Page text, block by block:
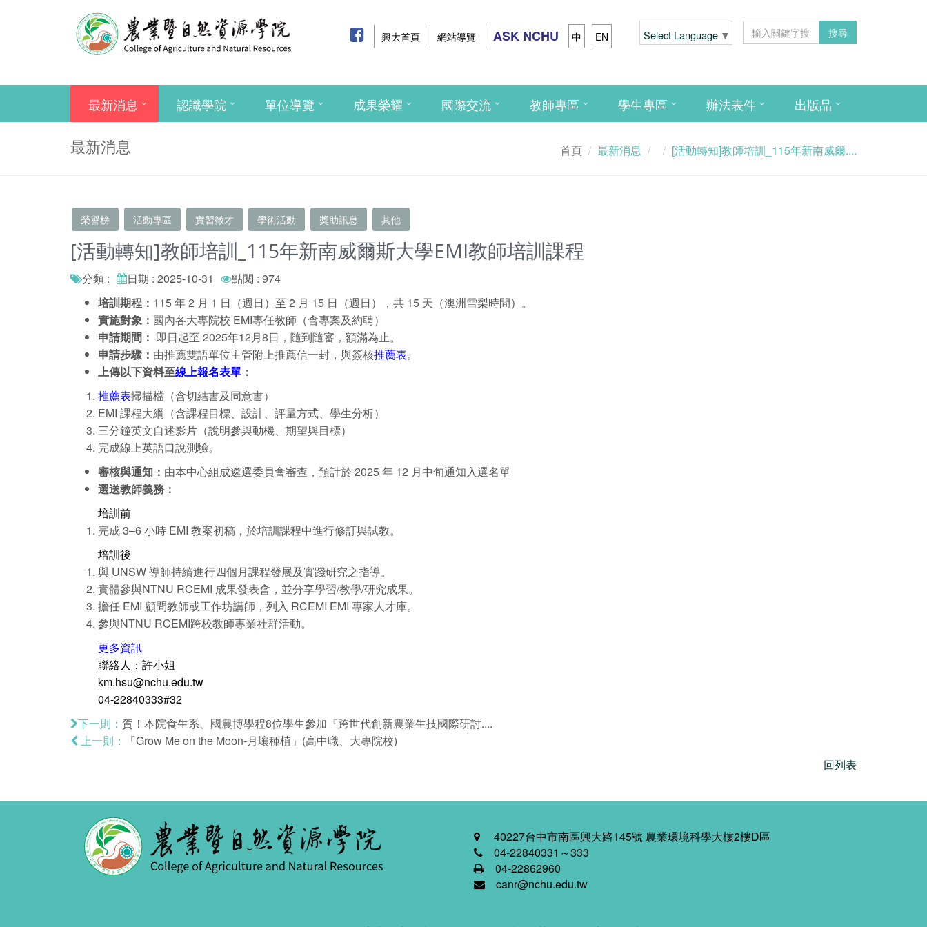
興大首頁 網站導覽 ASK NCHU 中 EN Select Language ▼ 搜尋
最新消息 認識學院 單位導覽 成果榮耀 國際交流 教師專區 學生專區 辦法表件 出版品
最新消息 首頁 最新消息 [活動轉知]教師培訓_115年新南威爾....
榮譽榜 活動專區 實習徵才 學術活動 獎助訊息 其他
[活動轉知]教師培訓_115年新南威爾斯大學EMI教師培訓課程
分類 : 日期 : 2025-10-31
點閱 : 974
培訓期程 ： 115 年 2 月 1 日（週日）至 2 月 15 日（週日），共 15 天（澳洲雪梨時間）。
實施對象： 國內各大專院校 EMI專任教師（含專案及約聘）
申請期間： 即日起至 2025年12月8日，隨到隨審，額滿為止。
申請步驟： 由推薦雙語單位主管附上推薦信一封，與簽核推薦表。
上傳以下資料至線上報名表單 ：
推薦表掃描檔（含切結書及同意書）
EMI 課程大綱（含課程目標、設計、評量方式、學生分析）
三分鐘英文自述影片（說明參與動機、期望與目標）
完成線上英語口說測驗。
審核與通知： 由本中心組成遴選委員會審查，預計於 2025 年 12 月中旬通知入選名單
選送教師義務：
培訓前
完成 3–6 小時 EMI 教案初稿，於培訓課程中進行修訂與試教。
培訓後
與 UNSW 導師持續進行四個月課程發展及實踐研究之指導。
實體參與NTNU RCEMI 成果發表會，並分享學習/教學/研究成果。
擔任 EMI 顧問教師或工作坊講師，列入 RCEMI EMI 專家人才庫。
參與NTNU RCEMI跨校教師專業社群活動。
更多資訊
聯絡人：許小姐
km.hsu@nchu.edu.tw
04-22840333#32
下一則： 賀！本院食生系、國農博學程8位學生參加『跨世代創新農業生技國際研討....
上一則：
「Grow Me on the Moon-月壤種植」(高中職、大專院校)
回列表
40227台中市南區興大路145號 農業環境科學大樓2樓D區
04-22840331～333
04-22862960
canr@nchu.edu.tw